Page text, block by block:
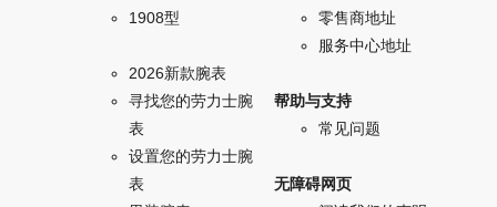
1908型
2026新款腕表
寻找您的劳力士腕
表
设置您的劳力士腕
表
零售商地址
服务中心地址
帮助与支持
常见问题
无障碍网页